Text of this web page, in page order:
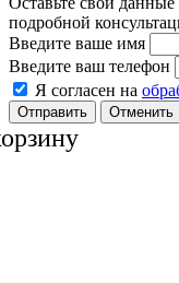
подробной
Введите ваше имя
Введите ваш телефон
Я согласен на
Отменить